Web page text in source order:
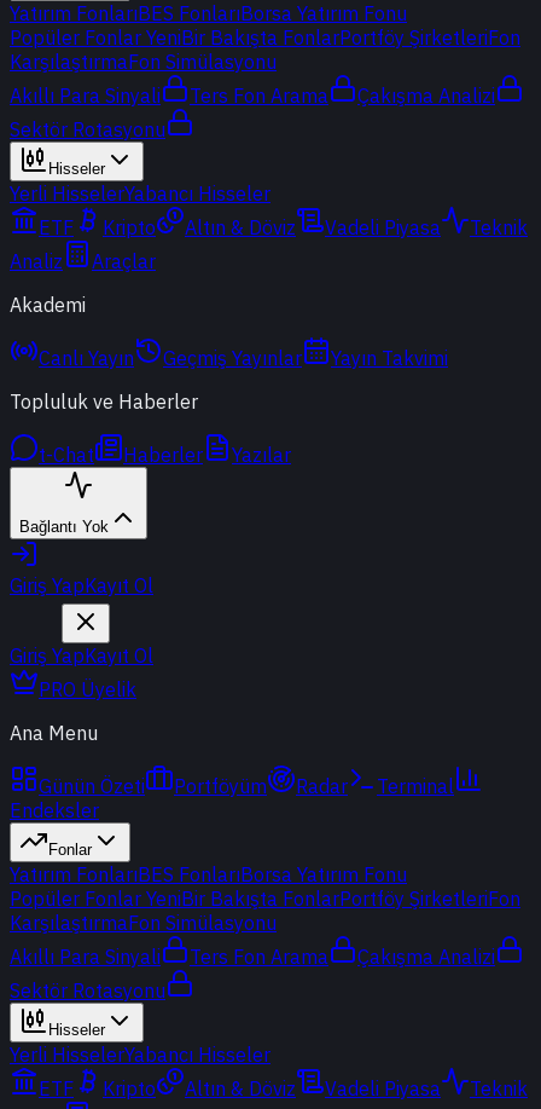
Yatırım FonlarıBES FonlarıBorsa Yatırım Fonu
Popüler Fonlar YeniBir Bakışta FonlarPortföy ŞirketleriFon
KarşılaştırmaFon Simülasyonu
Akıllı Para Sinyali
Ters Fon Arama
Çakışma Analizi
Sektör Rotasyonu
Hisseler
Yerli HisselerYabancı Hisseler
ETF
Kripto Altın & Döviz Vadeli Piyasa
Teknik
Analiz
Araçlar
Akademi
Canlı Yayın Geçmiş Yayınlar
Yayın Takvimi
Topluluk ve Haberler
t-Chat Haberler Yazılar
Bağlantı Yok
Giriş YapKayıt Ol
Giriş YapKayıt Ol
PRO Üyelik
Ana Menu
Günün Özeti Portföyüm Radar
Terminal
Endeksler
Fonlar
Yatırım FonlarıBES FonlarıBorsa Yatırım Fonu
Popüler Fonlar YeniBir Bakışta FonlarPortföy ŞirketleriFon
KarşılaştırmaFon Simülasyonu
Akıllı Para Sinyali
Ters Fon Arama
Çakışma Analizi
Sektör Rotasyonu
Hisseler
Yerli HisselerYabancı Hisseler
ETF
Kripto Altın & Döviz Vadeli Piyasa
Teknik